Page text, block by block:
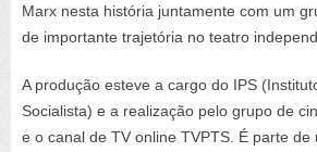
Marx nesta história juntamente com um
de importante trajetória no teatro
A produção esteve a cargo do IPS
Socialista) e a realização pelo grupo de
e o canal de TV online TVPTS. É parte de